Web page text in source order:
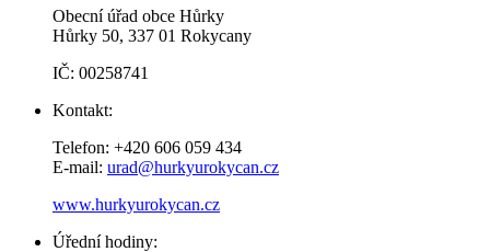
Obecní úřad obce Hůrky
Hůrky 50, 337 01 Rokycany
IČ: 00258741
Kontakt:
Telefon: +420 606 059 434
E-mail: urad@hurkyurokycan.cz
www.hurkyurokycan.cz
Úřední hodiny: